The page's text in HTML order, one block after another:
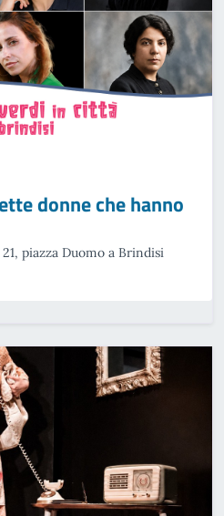
donne che hanno
piazza Duomo a Brindisi